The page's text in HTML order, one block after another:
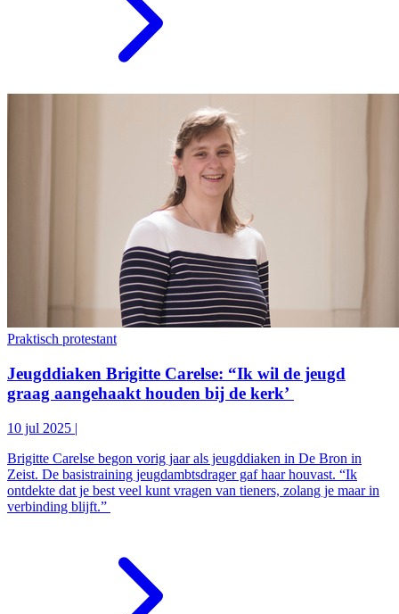
Praktisch protestant
Jeugddiaken Brigitte Carelse: “Ik wil de jeugd
graag aangehaakt houden bij de kerk’
10 jul 2025 |
Brigitte Carelse begon vorig jaar als jeugddiaken in De Bron in
Zeist. De basistraining jeugdambtsdrager gaf haar houvast. “Ik
ontdekte dat je best veel kunt vragen van tieners, zolang je maar in
verbinding blijft.”